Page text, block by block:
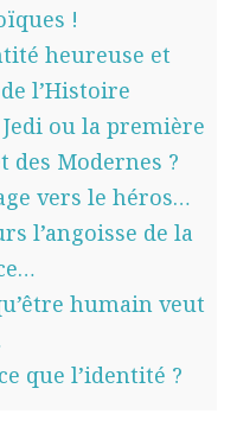
!
heureuse et
l’Histoire
ou la première
des Modernes ?
vers le héros…
l’angoisse de la
humain veut
que l’identité ?